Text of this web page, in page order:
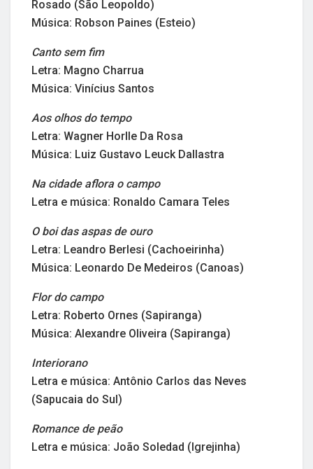
Rosado (São Leopoldo)
Música: Robson Paines (Esteio)
Canto sem fim
Letra: Magno Charrua
Música: Vinícius Santos
Aos olhos do tempo
Letra: Wagner Horlle Da Rosa
Música: Luiz Gustavo Leuck Dallastra
Na cidade aflora o campo
Letra e música: Ronaldo Camara Teles
O boi das aspas de ouro
Letra: Leandro Berlesi (Cachoeirinha)
Música: Leonardo De Medeiros (Canoas)
Flor do campo
Letra: Roberto Ornes (Sapiranga)
Música: Alexandre Oliveira (Sapiranga)
Interiorano
Letra e música: Antônio Carlos das Neves
(Sapucaia do Sul)
Romance de peão
Letra e música: João Soledad (Igrejinha)